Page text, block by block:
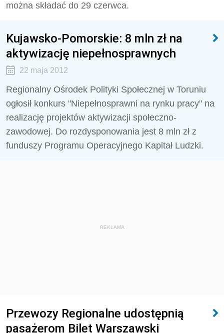
można składać do 29 czerwca.
Kujawsko-Pomorskie: 8 mln zł na
aktywizację niepełnosprawnych
22 maja 2012
Regionalny Ośrodek Polityki Społecznej w Toruniu
ogłosił konkurs "Niepełnosprawni na rynku pracy" na
realizację projektów aktywizacji społeczno-
zawodowej. Do rozdysponowania jest 8 mln zł z
funduszy Programu Operacyjnego Kapitał Ludzki.
REKLAMA
Przewozy Regionalne udostępnią
pasażerom Bilet Warszawski